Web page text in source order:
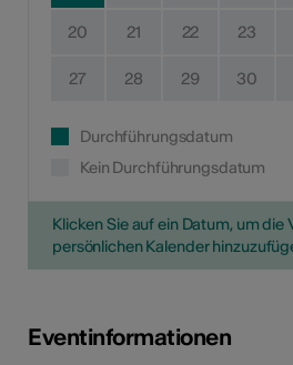
20 21 22 23
27 28 29 30
Durchführungsdatum
Kein Durchführungsdatum
Klicken Sie auf ein Datum, um die
persönlichen Kalender
Eventinformationen